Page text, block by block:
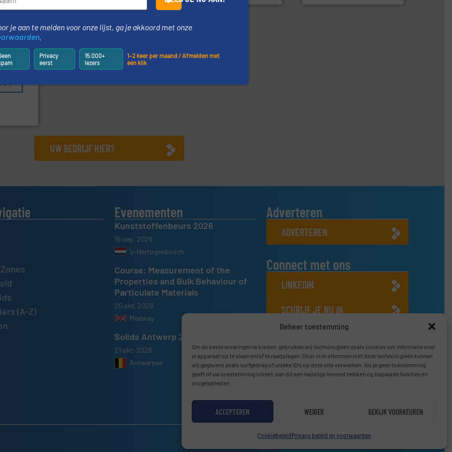
Beheer toestemming
Om de beste ervaringen te bieden, gebruiken wij technologieën zoals cookies om informatie over
je apparaat op te slaan en/of te raadplegen. Door in te stemmen met deze technologieën kunnen
wij gegevens zoals surfgedrag of unieke ID's op deze site verwerken. Als je geen toestemming
geeft of uw toestemming intrekt, kan dit een nadelige invloed hebben op bepaalde functies en
mogelijkheden.
ACCEPTEREN WEIGER BEKIJK VOORKEUREN
CookiebeleidPrivacy beleid en voorwaarden
,
die
UW BEDRIJF HIER?
(A-Z)
Evenementen
Kunststoffenbeurs 2026
16 sep, 2026
’s-Hertogenbosch
Course: Measurement of the
Properties and Bulk Behaviour of
Particulate Materials
20 okt, 2026
Medway
Solids Antwerp 2026
21 okt, 2026
Antwerpen
Adverteren
ADVERTEREN
Connect met ons
LINKEDIN
SCHRIJF JE NU IN
Privacy beleid & Algemene Voorwaarden|
je aan te melden voor onze lijst, ga je akkoord met onze
Privacy
eerst
15.000+
lezers
1–2 keer per maand / Afmelden met
één klik